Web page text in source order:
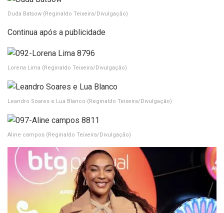
Duda Batsow (Reginaldo Teixeira/Divulgação)
Continua após a publicidade
Lorena Lima (Reginaldo Teixeira/Divulgação)
Leandro Soares e Lua Blanco (Reginaldo Teixeira/Divulgação)
Aline campos (Reginaldo Teixeira/Divulgação)